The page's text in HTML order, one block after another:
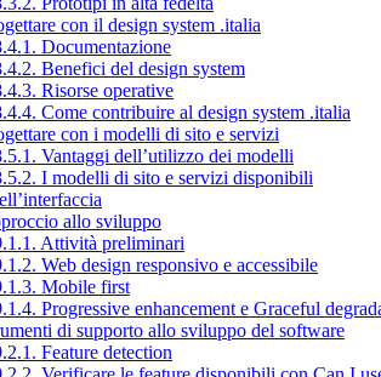
con il design system .italia
Documentazione
Benefici del design system
Risorse operative
Come contribuire al design system .italia
con i modelli di sito e servizi
Vantaggi dell’utilizzo dei modelli
I modelli di sito e servizi disponibili
allo sviluppo
Attività preliminari
Web design responsivo e accessibile
Mobile first
Progressive enhancement e Graceful
di supporto allo sviluppo del software
Feature detection